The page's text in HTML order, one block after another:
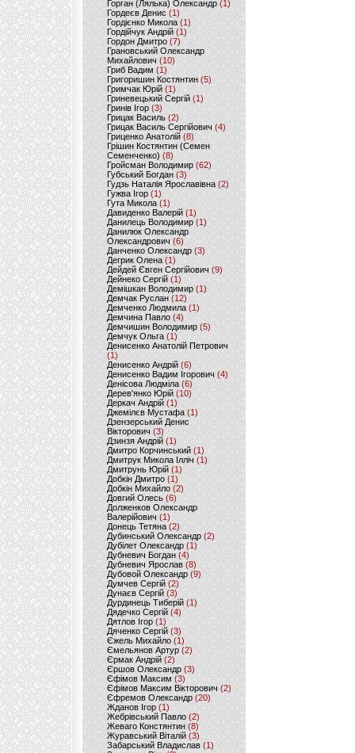
Горган (Лялька) Олександр(1)
Гордеєв Денис (1)
Гордієнко Микола (1)
Гордійчук Андрій (1)
Гордон Дмитро (7)
Грановський Олександр
Михайлович (10)
Гриб Вадим (1)
Григоришин Костянтин (5)
Гримчак Юрій(1)
Гриневецький Сергій(1)
Гринів Ігор (3)
Грицак Василь (2)
Грицак Василь Сергійович (4)
Гриценко Анатолій (8)
Грішин Костянтин (Семен
Семенченко)(8)
Гройсман Володимир(62)
Губський Богдан (3)
Гудзь Наталія Ярославівна(2)
Гужва Ігор (1)
Гута Микола (1)
Давиденко Валерій (1)
Данилець Володимир(1)
Данилюк Олександр
Олександрович (6)
Данченко Олександр (3)
Дегрик Олена(1)
Дейдей Євген Сергійович(9)
Дейнеко Сергій (1)
Демішкан Володимир(1)
Демчак Руслан (12)
Демченко Людмила (1)
Демчина Павло (4)
Демчишин Володимир (5)
Демчук Ольга(1)
Денисенко Анатолій Петрович
(1)
Денисенко Андрій (6)
Денисенко Вадим Ігорович (4)
Денісова Людміла(6)
Дерев'янко Юрій(10)
Деркач Андрій(1)
Джемілєв Мустафа (1)
Дзензерський Денис
Вікторович (3)
Дзинзя Андрій (1)
Дмитро Корчинський (1)
Дмитрук Микола Ілліч (1)
Дмитрунь Юрій (1)
Добкін Дмитро(1)
Добкін Михайло (2)
Довгий Олесь (6)
Долженков Олександр
Валерійович (1)
Донець Тетяна (2)
Дубинський Олександр(2)
Дубілет Олександр (1)
Дубневич Богдан (4)
Дубневич Ярослав (8)
Дубовой Олександр(9)
Думчев Сергій (2)
Дунаєв Сергій(3)
Дурдинець Тиберій (1)
Дядечко Сергій (4)
Дятлов Ігор (1)
Дяченко Сергій (3)
Єжель Михайло (1)
Ємельянов Артур (2)
Єрмак Андрій (2)
Єршов Олександр (3)
Єфімов Максим (3)
Єфімов Максим Вікторович (2)
Єфремов Олександр (20)
Жданов Ігор (1)
Жебрівський Павло (2)
Жеваго Констянтин (8)
Журавський Віталій (3)
Забарський Владислав (1)